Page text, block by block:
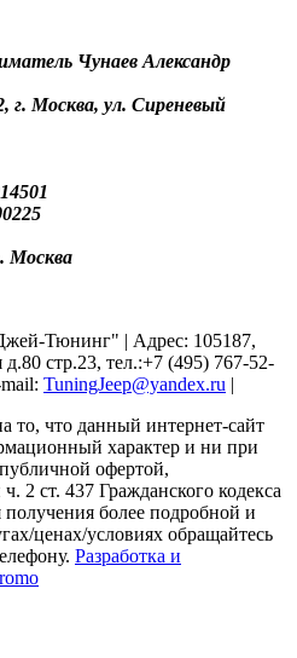
Чунаев Александр
г. Москва, ул. Сиреневый
Москва
Тюнинг" | Адрес: 105187,
стр.23, тел.:+7 (495) 767-52-
TuningJeep@yandex.ru |
что данный интернет-сайт
характер и ни при
офертой,
2 ст. 437 Гражданского кодекса
более подробной и
ценах/условиях обращайтесь
Разработка и